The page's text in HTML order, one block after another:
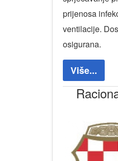
prijenosa
ventilacije.
osigurana.
Više...